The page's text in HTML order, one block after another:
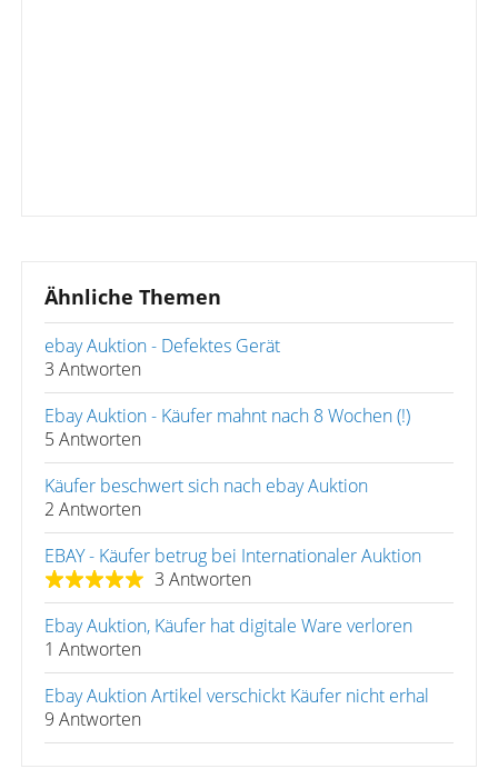
Ähnliche Themen
ebay Auktion - Defektes Gerät
3 Antworten
Ebay Auktion - Käufer mahnt nach 8 Wochen (!)
5 Antworten
Käufer beschwert sich nach ebay Auktion
2 Antworten
EBAY - Käufer betrug bei Internationaler Auktion
3 Antworten
Ebay Auktion, Käufer hat digitale Ware verloren
1 Antworten
Ebay Auktion Artikel verschickt Käufer nicht erhal
9 Antworten